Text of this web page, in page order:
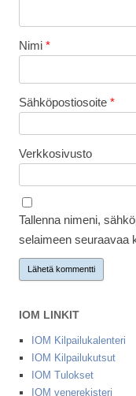
Nimi *
Sähköpostiosoite *
Verkkosivusto
Tallenna nimeni,
selaimeen seuraavaa
IOM LINKIT
IOM Kilpailukalenteri
IOM Kilpailukutsut
IOM Tulokset
IOM venerekisteri